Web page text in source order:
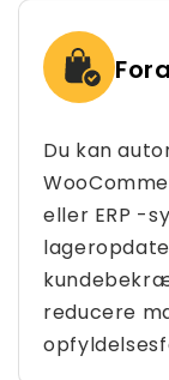
Du kan
eller ERP -
reducere